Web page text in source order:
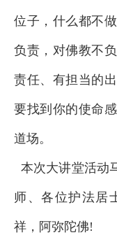
位子，什么都不
负责，对佛教不
责任、有担当的
要找到你的使命
道场。
本次大讲堂活动
师、各位护法居
祥，阿弥陀佛!